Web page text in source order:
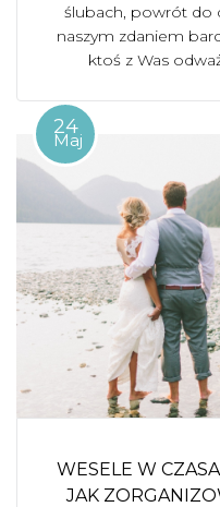
ślubach, powrót do
naszym zdaniem
ktoś z Was
24
Maj
WESELE W
JAK